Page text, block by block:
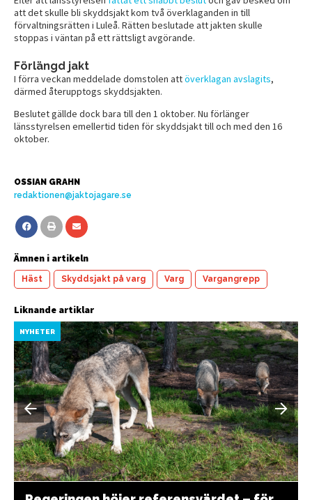
att det skulle bli skyddsjakt kom två överklaganden in till
förvaltningsrätten i Luleå. Rätten beslutade att jakten skulle
stoppas i väntan på ett rättsligt avgörande.
Förlängd jakt
I förra veckan meddelade domstolen attöverklagan avslagits,
därmed återupptogs skyddsjakten.
Beslutet gällde dock bara till den 1 oktober. Nu förlänger
länsstyrelsen emellertid tiden för skyddsjakt till och med den 16
oktober.
OSSIAN GRAHN
redaktionen@jaktojagare.se
Ämnen i artikeln
Häst Skyddsjakt på varg Varg Vargangrepp
Liknande artiklar
NYHETER